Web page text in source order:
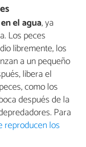
el agua, ya
Los peces
libremente, los
a un pequeño
libera el
como los
después de la
Para
reproducen los